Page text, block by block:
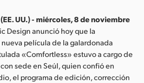
UU.) - miércoles, 8 de noviembre
Design anunció hoy que la
película de la galardonada
«Comfortless» estuvo a cargo de
sede en Seúl, quien confió en
el programa de edición, corrección